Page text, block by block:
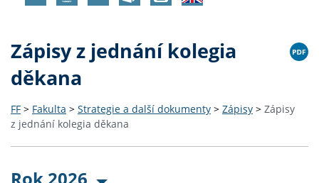
Zápisy z jednání kolegia
děkana
FF > Fakulta > Strategie a další dokumenty > Zápisy > Zápisy
z jednání kolegia děkana
Rok 2026